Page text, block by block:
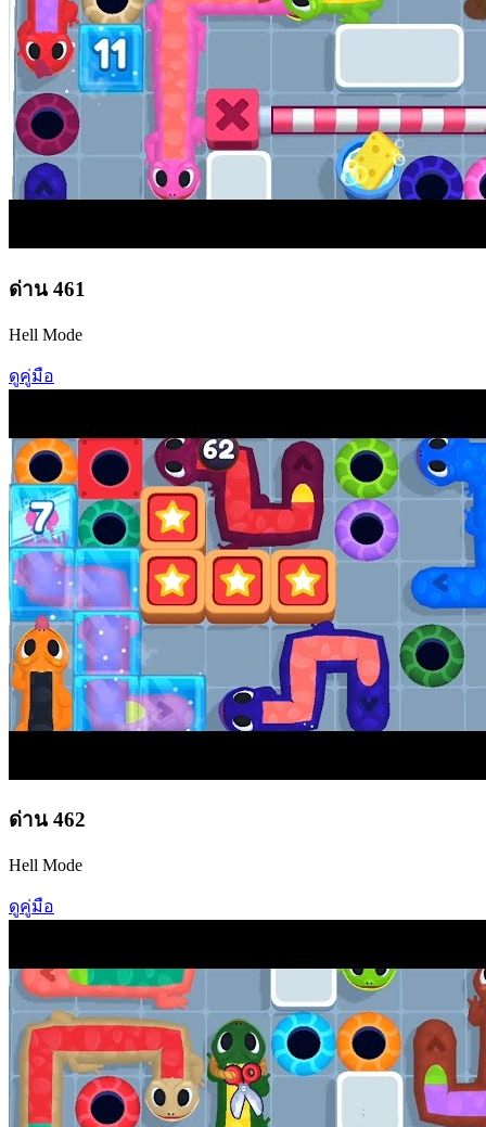
ด่าน 461
Hell Mode
ดูคู่มือ
ด่าน 462
Hell Mode
ดูคู่มือ